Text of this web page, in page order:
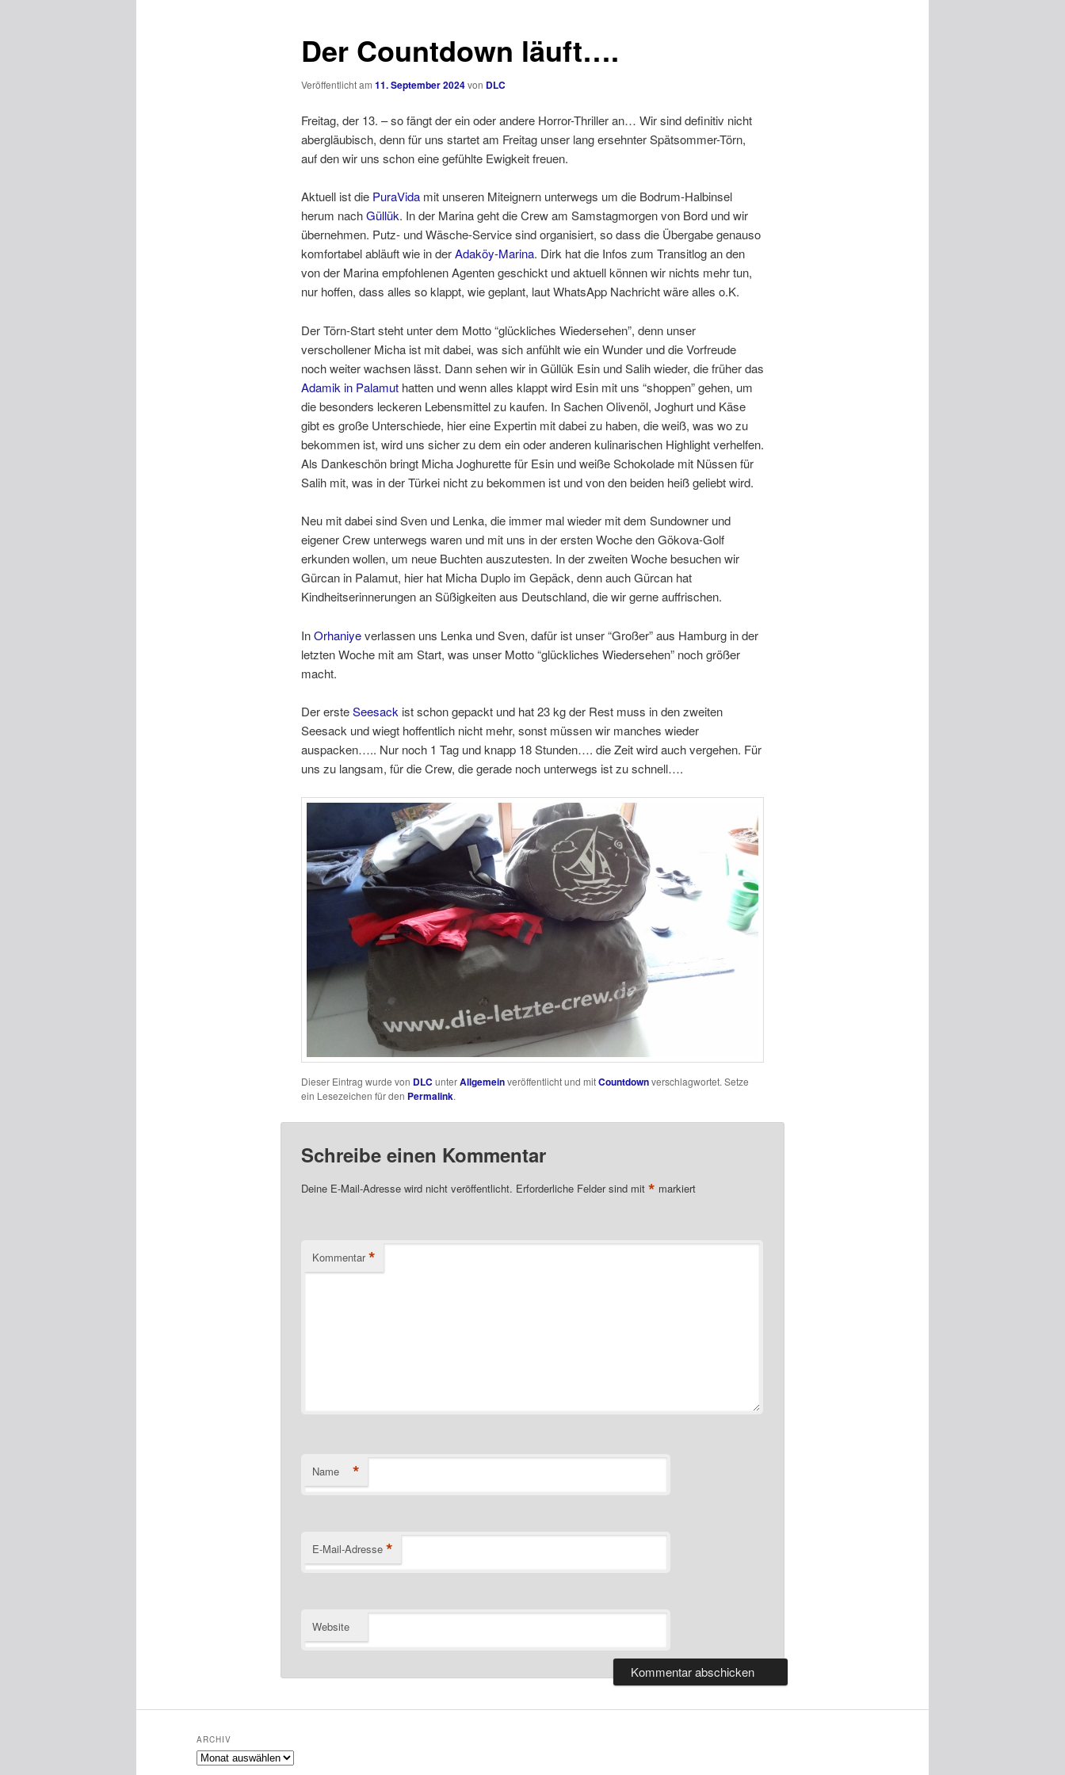
Der Countdown läuft….
Veröffentlicht am 11. September 2024von DLC
Freitag, der 13. – so fängt der ein oder andere Horror-Thriller an… Wir sind definitiv nicht
abergläubisch, denn für uns startet am Freitag unser lang ersehnter Spätsommer-Törn,
auf den wir uns schon eine gefühlte Ewigkeit freuen.
Aktuell ist die PuraVidamit unseren Miteignern unterwegs um die Bodrum-Halbinsel
herum nachGüllük. In der Marina geht die Crew am Samstagmorgen von Bord und wir
übernehmen. Putz- und Wäsche-Service sind organisiert, so dass die Übergabe genauso
komfortabel abläuft wie in derAdaköy-Marina. Dirk hat die Infos zum Transitlog an den
von der Marina empfohlenen Agenten geschickt und aktuell können wir nichts mehr tun,
nur hoffen, dass alles so klappt, wie geplant, laut WhatsApp Nachricht wäre alles o.K.
Der Törn-Start steht unter dem Motto “glückliches Wiedersehen”, denn unser
verschollener Micha ist mit dabei, was sich anfühlt wie ein Wunder und die Vorfreude
noch weiter wachsen lässt. Dann sehen wir in Güllük Esin und Salih wieder, die früher das
Adamik in Palamuthatten und wenn alles klappt wird Esin mit uns “shoppen” gehen, um
die besonders leckeren Lebensmittel zu kaufen. In Sachen Olivenöl, Joghurt und Käse
gibt es große Unterschiede, hier eine Expertin mit dabei zu haben, die weiß, was wo zu
bekommen ist, wird uns sicher zu dem ein oder anderen kulinarischen Highlight verhelfen.
Als Dankeschön bringt Micha Joghurette für Esin und weiße Schokolade mit Nüssen für
Salih mit, was in der Türkei nicht zu bekommen ist und von den beiden heiß geliebt wird.
Neu mit dabei sind Sven und Lenka, die immer mal wieder mit dem Sundowner und
eigener Crew unterwegs waren und mit uns in der ersten Woche den Gökova-Golf
erkunden wollen, um neue Buchten auszutesten. In der zweiten Woche besuchen wir
Gürcan in Palamut, hier hat Micha Duplo im Gepäck, denn auch Gürcan hat
Kindheitserinnerungen an Süßigkeiten aus Deutschland, die wir gerne auffrischen.
InOrhaniyeverlassen uns Lenka und Sven, dafür ist unser “Großer” aus Hamburg in der
letzten Woche mit am Start, was unser Motto “glückliches Wiedersehen” noch größer
macht.
Der ersteSeesack ist schon gepackt und hat 23 kg der Rest muss in den zweiten
Seesack und wiegt hoffentlich nicht mehr, sonst müssen wir manches wieder
auspacken….. Nur noch 1 Tag und knapp 18 Stunden…. die Zeit wird auch vergehen. Für
uns zu langsam, für die Crew, die gerade noch unterwegs ist zu schnell….
Dieser Eintrag wurde von DLC unterAllgemeinveröffentlicht und mitCountdownverschlagwortet. Setze
ein Lesezeichen für den Permalink.
Schreibe einen Kommentar
Deine E-Mail-Adresse wird nicht veröffentlicht. Erforderliche Felder sind mit * markiert
Kommentar *
Name *
E-Mail-Adresse *
Website
ARCHIV
Archiv